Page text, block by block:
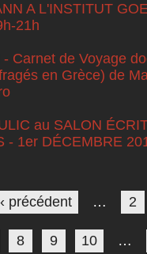
A L'INSTITUT
21h
Carnet de Voyage
en Grèce) de
au SALON
- 1er DÉCEMBRE
‹ précédent … 2
8 9 10 …